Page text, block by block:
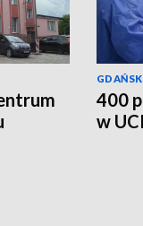
GDAŃSK
400
w